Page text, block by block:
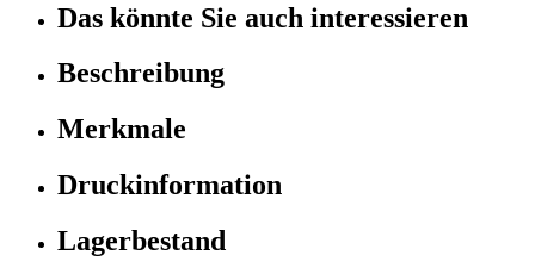
Das könnte Sie auch interessieren
Beschreibung
Merkmale
Druckinformation
Lagerbestand